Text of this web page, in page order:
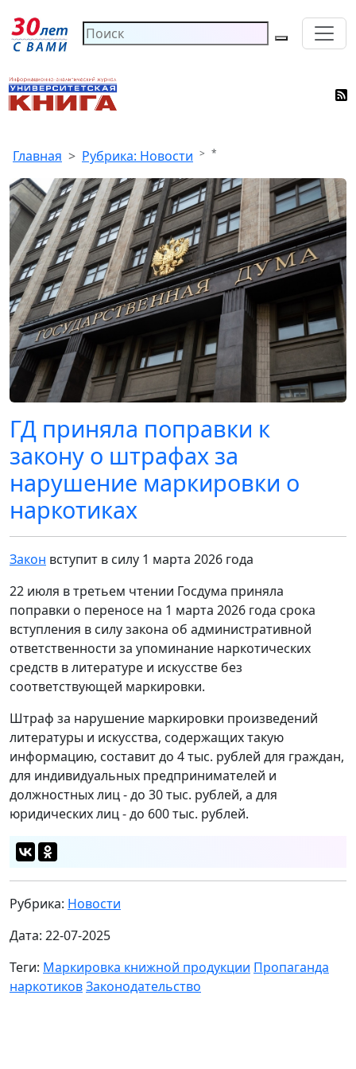
Главная Рубрика: Новости *
ГД приняла поправки к
закону о штрафах за
нарушение маркировки о
наркотиках
Закон вступит в силу 1 марта 2026 года
22 июля в третьем чтении Госдума приняла
поправки о переносе на 1 марта 2026 года срока
вступления в силу закона об административной
ответственности за упоминание наркотических
средств в литературе и искусстве без
соответствующей маркировки.
Штраф за нарушение маркировки произведений
литературы и искусства, содержащих такую
информацию, составит до 4 тыс. рублей для граждан,
для индивидуальных предпринимателей и
должностных лиц - до 30 тыс. рублей, а для
юридических лиц - до 600 тыс. рублей.
Рубрика: Новости
Дата: 22-07-2025
Теги: Маркировка книжной продукции Пропаганда
наркотиковЗаконодательство